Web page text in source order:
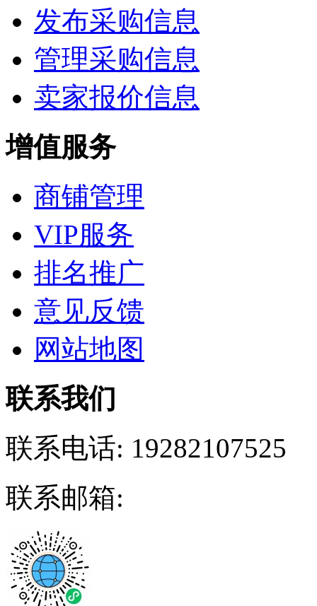
发布采购信息
管理采购信息
卖家报价信息
增值服务
商铺管理
VIP服务
排名推广
意见反馈
网站地图
联系我们
联系电话: 19282107525
联系邮箱: